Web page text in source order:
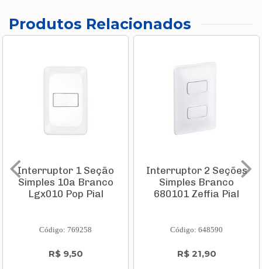
Produtos Relacionados
Interruptor 1 Seção
Simples 10a Branco
Lgx010 Pop Pial
Código: 769258
R$ 9,50
Interruptor 2 Seções
Simples Branco
680101 Zeffia Pial
Código: 648590
R$ 21,90